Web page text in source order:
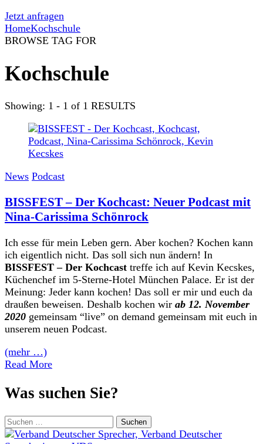
Jetzt anfragen
HomeKochschule
BROWSE TAG FOR
Kochschule
Showing: 1 - 1 of 1 RESULTS
News Podcast
BISSFEST – Der Kochcast: Neuer Podcast mit
Nina-Carissima Schönrock
Ich esse für mein Leben gern. Aber kochen? Kochen kann
ich eigentlich nicht. Das soll sich nun ändern! In
BISSFEST – Der Kochcast treffe ich auf Kevin Kecskes,
Küchenchef im 5-Sterne-Hotel München Palace. Er ist der
Meinung: Jeder kann kochen! Das soll er mir und euch da
draußen beweisen. Deshalb kochen wir ab 12. November
2020 gemeinsam “live” on demand gemeinsam mit euch in
unserem neuen Podcast.
(mehr …)
Read More
Was suchen Sie?
Suchen
nach: